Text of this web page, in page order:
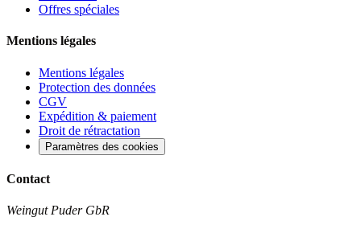
Offres spéciales
Mentions légales
Mentions légales
Protection des données
CGV
Expédition & paiement
Droit de rétractation
Paramètres des cookies
Contact
Weingut Puder GbR